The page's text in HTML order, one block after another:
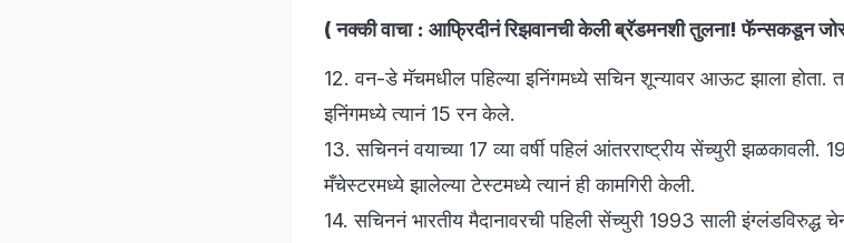
( नक्की वाचा : आफ्रिदीनं रिझवानची केली ब्रॅडमनशी तुलना! फॅन्सकडून
12. वन-डे मॅचमधील पहिल्या इनिंगमध्ये सचिन शून्यावर आऊट झाला होता.
इनिंगमध्ये त्यानं 15 रन केले.
13. सचिननं वयाच्या 17 व्या वर्षी पहिलं आंतरराष्ट्रीय सेंच्युरी झळकावली.
मँचेस्टरमध्ये झालेल्या टेस्टमध्ये त्यानं ही कामगिरी केली.
14. सचिननं भारतीय मैदानावरची पहिली सेंच्युरी 1993 साली इंग्लंडविरुद्ध